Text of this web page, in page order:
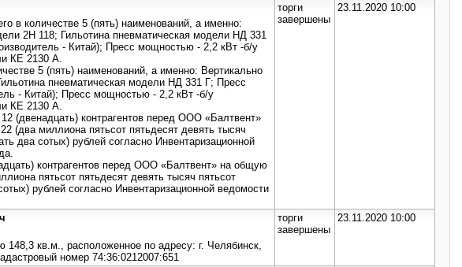
в количестве 5 (пять) наименований, а именно:
2Н 118; Гильотина пневматическая модели НД 331
- Китай); Пресс мощностью - 2,2 кВт -б/у
КЕ 2130 А.
5 (пять) наименований, а именно: Вертикально
пневматическая модели НД 331 Г; Пресс
- Китай); Пресс мощностью - 2,2 кВт -б/у
КЕ 2130 А.
(двенадцать) контрагентов перед ООО «Балтвент»
(два миллиона пятьсот пятьдесят девять тысяч
два сотых) рублей согласно Инвентаризационной
контрагентов перед ООО «Балтвент» на общую
пятьсот пятьдесят девять тысяч пятьсот
рублей согласно Инвентаризационной ведомости
торги
завершены
23.11.2020 10:00
кв.м., расположенное по адресу: г. Челябинск,
номер 74:36:0212007:651
торги
завершены
23.11.2020 10:00